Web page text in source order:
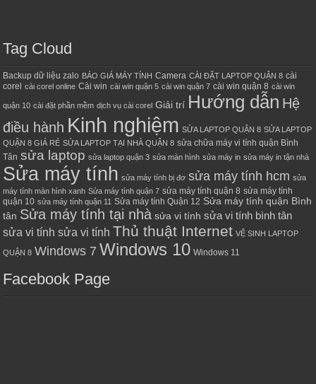
Tag Cloud
Backup dữ liệu zalo BÁO GIÁ MÁY TÍNH Camera CÀI ĐẶT LAPTOP QUẬN 8 cài
corel cài corel online Cài win cài win quận 5 cài win quận 7 cài win quận 8 cài win
quận 10 cài đặt phần mềm dịch vụ cài corel Giải trí Hướng dẫn Hệ
điều hành Kinh nghiệm SỬA LAPTOP QUẬN 8 SỬA LAPTOP
QUẬN 8 GIÁ RẺ SỬA LAPTOP TẠI NHÀ QUẬN 8 sửa chữa máy vi tính quận Bình
Tân sửa laptop sửa laptop quận 3 sửa màn hình sửa máy in sửa máy in tận nhà
Sửa máy tính sửa máy tính bị đơ sửa máy tính hcm sửa
máy tính màn hình xanh Sửa máy tính quận 7 sửa máy tính quận 8 sửa máy tính
quận 10 sửa máy tính quận 11 Sửa máy tính Quận 12 Sửa máy tính quận Bình
tân Sửa máy tính tại nhà sửa vi tính sửa vi tính bình tân
sửa vi tính sửa vi tính Thủ thuật Internet VỆ SINH LAPTOP
QUẬN 8 Windows 7 Windows 10 Windows 11
Facebook Page